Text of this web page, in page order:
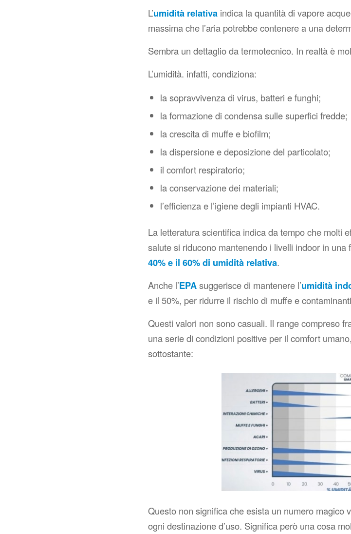
L’umidità relativa indica la quantità di vapore
massima che l’aria potrebbe contenere a una
Sembra un dettaglio da termotecnico. In realtà è
L’umidità. infatti, condiziona:
la sopravvivenza di virus, batteri e funghi;
la formazione di condensa sulle superfici fredde;
la crescita di muffe e biofilm;
la dispersione e deposizione del particolato;
il comfort respiratorio;
la conservazione dei materiali;
l’efficienza e l’igiene degli impianti HVAC.
La letteratura scientifica indica da tempo che molti
salute si riducono mantenendo i livelli indoor in
40% e il 60% di umidità relativa.
Anche l’EPAsuggerisce di mantenere l’umidità
e il 50%, per ridurre il rischio di muffe e
Questi valori non sono casuali. Il range compreso
una serie di condizioni positive per il comfort
sottostante:
Questo non significa che esista un numero magico
ogni destinazione d’uso. Significa però una cosa